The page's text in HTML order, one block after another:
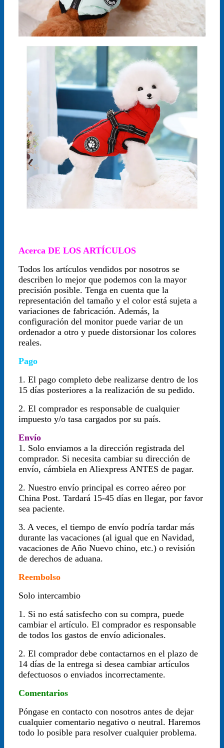
Acerca DE LOS ARTÍCULOS
Todos los artículos vendidos por nosotros se
describen lo mejor que podemos con la mayor
precisión posible. Tenga en cuenta que la
representación del tamaño y el color está sujeta a
variaciones de fabricación. Además, la
configuración del monitor puede variar de un
ordenador a otro y puede distorsionar los colores
reales.
Pago
1. El pago completo debe realizarse dentro de los
15 días posteriores a la realización de su pedido.
2. El comprador es responsable de cualquier
impuesto y/o tasa cargados por su país.
Envío
1. Solo enviamos a la dirección registrada del
comprador. Si necesita cambiar su dirección de
envío, cámbiela en Aliexpress ANTES de pagar.
2. Nuestro envío principal es correo aéreo por
China Post. Tardará 15-45 días en llegar, por favor
sea paciente.
3. A veces, el tiempo de envío podría tardar más
durante las vacaciones (al igual que en Navidad,
vacaciones de Año Nuevo chino, etc.) o revisión
de derechos de aduana.
Reembolso
Solo intercambio
1. Si no está satisfecho con su compra, puede
cambiar el artículo. El comprador es responsable
de todos los gastos de envío adicionales.
2. El comprador debe contactarnos en el plazo de
14 días de la entrega si desea cambiar artículos
defectuosos o enviados incorrectamente.
Comentarios
Póngase en contacto con nosotros antes de dejar
cualquier comentario negativo o neutral. Haremos
todo lo posible para resolver cualquier problema.